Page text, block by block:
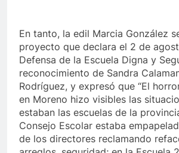
En tanto, la edil Marcia González
proyecto que declara el 2 de
Defensa de la Escuela Digna y
reconocimiento de Sandra
Rodríguez, y expresó que “El
en Moreno hizo visibles las
estaban las escuelas de la
Consejo Escolar estaba
de los directores reclamando